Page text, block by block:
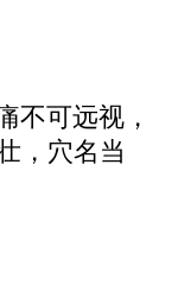
不可远视，
，穴名当